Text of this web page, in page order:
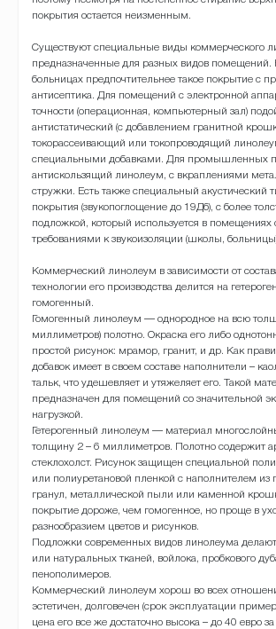
покрытия остается неизменным.
Существуют специальные виды коммерческого
предназначенные для разных видов
больницах предпочтительнее такое покрытие с
антисептика. Для помещений с электронной
точности (операционная, компьютерный зал)
антистатический (с добавлением гранитной
токорассеивающий или токопроводящий
специальными добавками. Для промышленных
антискользящий линолеум, с вкраплениями
стружки. Есть также специальный акустический
покрытия (звукопоглощение до 19Дб), с более
подложкой, который используется в помещениях
требованиями к звукоизоляции (школы,
Коммерческий линолеум в зависимости от
технологии его производства делится на
гомогенный.
Гомогенный линолеум — однородное на всю
миллиметров) полотно. Окраска его либо
простой рисунок: мрамор, гранит, и др. Как
добавок имеет в своем составе наполнители –
тальк, что удешевляет и утяжеляет его. Такой
предназначен для помещений со значительной
нагрузкой.
Гетерогенный линолеум — материал
толщину 2 – 6 миллиметров. Полотно содержит
стеклохолст. Рисунок защищен специальной
или полиуретановой пленкой с наполнителем из
гранул, металлической пыли или каменной
покрытие дороже, чем гомогенное, но проще в
разнообразием цветов и рисунков.
Подложки современных видов линолеума делают
или натуральных тканей, войлока, пробкового
пенополимеров.
Коммерческий линолеум хорош во всех
эстетичен, долговечен (срок эксплуатации
цена его все же достаточно высока – до 40 евро